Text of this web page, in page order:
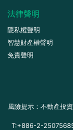
法律聲明
隱私權聲明
智慧財產權聲明
免責聲明
風險提示：不動產投
T:+886-2-